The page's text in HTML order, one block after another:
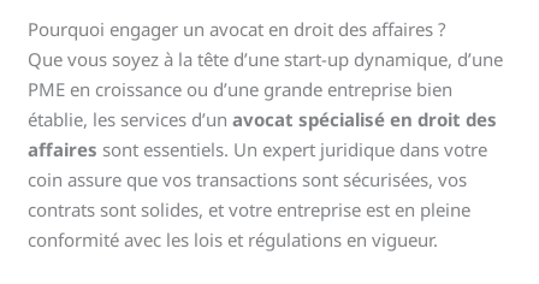
Pourquoi engager un avocat en droit des affaires ?
Que vous soyez à la tête d’une start-up dynamique, d’une
PME en croissance ou d’une grande entreprise bien
établie, les services d’unavocat spécialisé en droit des
affaires sont essentiels. Un expert juridique dans votre
coin assure que vos transactions sont sécurisées, vos
contrats sont solides, et votre entreprise est en pleine
conformité avec les lois et régulations en vigueur.